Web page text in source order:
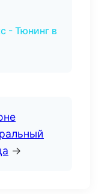
- Тюнинг в
→